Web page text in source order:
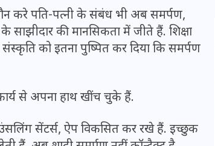
करे पति-पत्नी के संबंध भी अब समर्पण,
की मानसिकता में जीते हैं. शिक्षा
को इतना पुष्पित कर दिया कि समर्पण
से अपना हाथ खींच चुके हैं.
सेंटर्स, ऐप विकसित कर रखे हैं. इच्छुक
Lekhpal Recruitment
यूपी में लेखपाल के पदों